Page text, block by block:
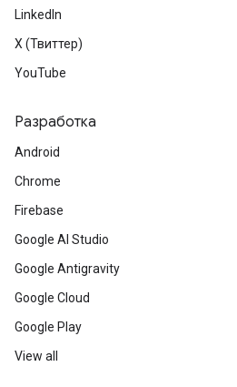
LinkedIn
X (Твиттер)
YouTube
Разработка
Android
Chrome
Firebase
Google AI Studio
Google Antigravity
Google Cloud
Google Play
View all